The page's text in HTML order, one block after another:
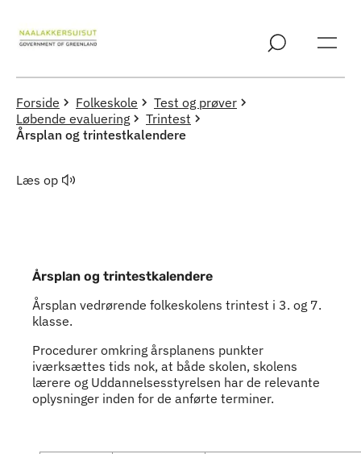
Forside Folkeskole
Test og prøver
Løbende evaluering
Trintest
Årsplan og trintestkalendere
Læs op
Årsplan og trintestkalendere
Årsplan vedrørende folkeskolens trintest i 3. og 7.
klasse.
Procedurer omkring årsplanens punkter
iværksættes tids nok, at både skolen, skolens
lærere og Uddannelsesstyrelsen har de relevante
oplysninger inden for de anførte terminer.